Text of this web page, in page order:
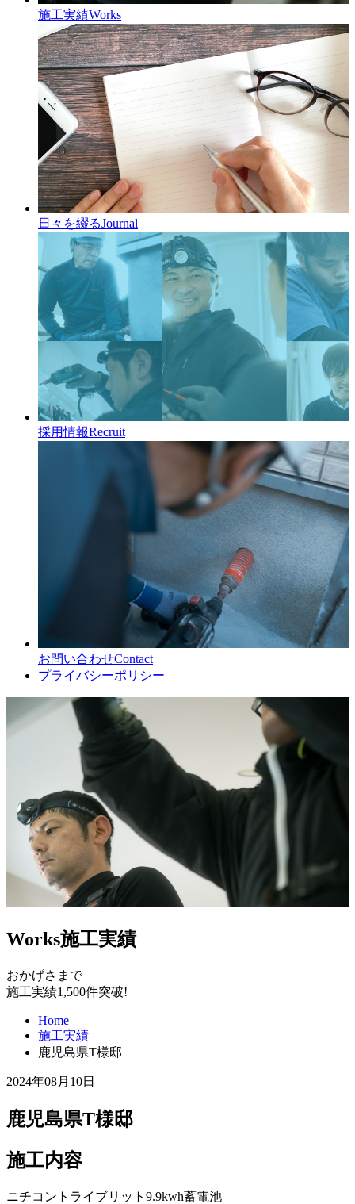
施工実績Works
日々を綴るJournal
採用情報Recruit
お問い合わせContact
プライバシーポリシー
Works施工実績
おかげさまで
施工実績1,500件突破!
Home
施工実績
鹿児島県T様邸
2024年08月10日
鹿児島県T様邸
施工内容
ニチコントライブリット9.9kwh蓄電池